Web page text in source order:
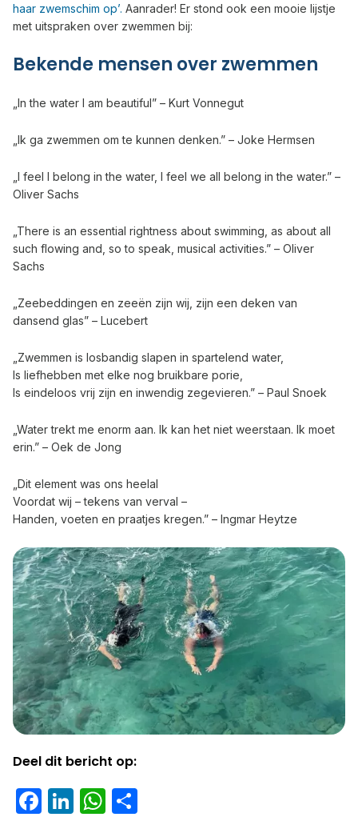
haar zwemschim op’. Aanrader! Er stond ook een mooie lijstje
met uitspraken over zwemmen bij:
Bekende mensen over zwemmen
„In the water I am beautiful” – Kurt Vonnegut
„Ik ga zwemmen om te kunnen denken.” – Joke Hermsen
„I feel I belong in the water, I feel we all belong in the water.” –
Oliver Sachs
„There is an essential rightness about swimming, as about all
such flowing and, so to speak, musical activities.” – Oliver
Sachs
„Zeebeddingen en zeeën zijn wij, zijn een deken van
dansend glas” – Lucebert
„Zwemmen is losbandig slapen in spartelend water,
Is liefhebben met elke nog bruikbare porie,
Is eindeloos vrij zijn en inwendig zegevieren.” – Paul Snoek
„Water trekt me enorm aan. Ik kan het niet weerstaan. Ik moet
erin.” – Oek de Jong
„Dit element was ons heelal
Voordat wij – tekens van verval –
Handen, voeten en praatjes kregen.” – Ingmar Heytze
Deel dit bericht op:
Facebook
LinkedIn
WhatsApp